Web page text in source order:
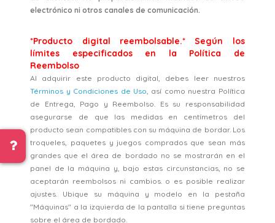
electrónico ni otros canales de comunicación.
*Producto digital reembolsable.* Según los
límites especificados en la Política de
Reembolso
Al adquirir este producto digital, debes leer nuestros
Términos y Condiciones de Uso, así como nuestra Política
de Entrega, Pago y Reembolso. Es su responsabilidad
asegurarse de que las medidas en centímetros del
producto sean compatibles con su máquina de bordar. Los
troqueles, paquetes y juegos comprados que sean más
grandes que el área de bordado no se mostrarán en el
panel de la máquina y, bajo estas circunstancias, no se
aceptarán reembolsos ni cambios. o es posible realizar
ajustes. Ubique su máquina y modelo en la pestaña
"Máquinas" a la izquierda de la pantalla si tiene preguntas
sobre el área de bordado.